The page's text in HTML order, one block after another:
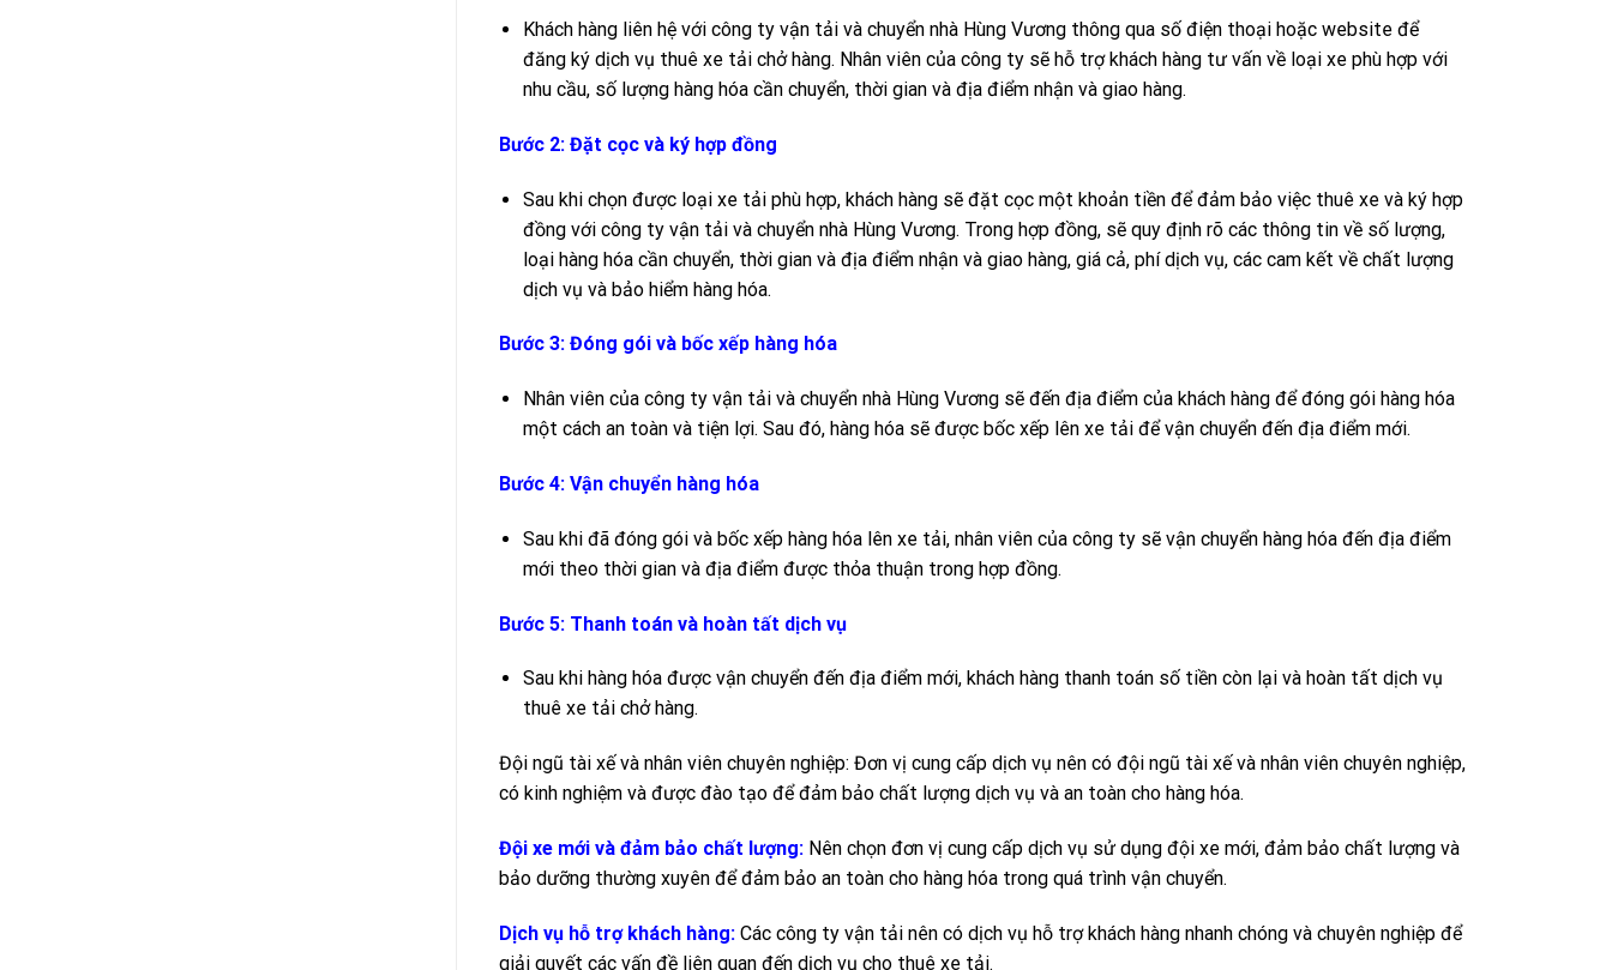
Khách hàng liên hệ với công ty vận tải và chuyển nhà Hùng Vương thông qua số điện thoại hoặc website để
đăng ký dịch vụ thuê xe tải chở hàng. Nhân viên của công ty sẽ hỗ trợ khách hàng tư vấn về loại xe phù hợp với
nhu cầu, số lượng hàng hóa cần chuyển, thời gian và địa điểm nhận và giao hàng.
Bước 2: Đặt cọc và ký hợp đồng
Sau khi chọn được loại xe tải phù hợp, khách hàng sẽ đặt cọc một khoản tiền để đảm bảo việc thuê xe và ký hợp
đồng với công ty vận tải và chuyển nhà Hùng Vương. Trong hợp đồng, sẽ quy định rõ các thông tin về số lượng,
loại hàng hóa cần chuyển, thời gian và địa điểm nhận và giao hàng, giá cả, phí dịch vụ, các cam kết về chất lượng
dịch vụ và bảo hiểm hàng hóa.
Bước 3: Đóng gói và bốc xếp hàng hóa
Nhân viên của công ty vận tải và chuyển nhà Hùng Vương sẽ đến địa điểm của khách hàng để đóng gói hàng hóa
một cách an toàn và tiện lợi. Sau đó, hàng hóa sẽ được bốc xếp lên xe tải để vận chuyển đến địa điểm mới.
Bước 4: Vận chuyển hàng hóa
Sau khi đã đóng gói và bốc xếp hàng hóa lên xe tải, nhân viên của công ty sẽ vận chuyển hàng hóa đến địa điểm
mới theo thời gian và địa điểm được thỏa thuận trong hợp đồng.
Bước 5: Thanh toán và hoàn tất dịch vụ
Sau khi hàng hóa được vận chuyển đến địa điểm mới, khách hàng thanh toán số tiền còn lại và hoàn tất dịch vụ
thuê xe tải chở hàng.
Đội ngũ tài xế và nhân viên chuyên nghiệp: Đơn vị cung cấp dịch vụ nên có đội ngũ tài xế và nhân viên chuyên nghiệp,
có kinh nghiệm và được đào tạo để đảm bảo chất lượng dịch vụ và an toàn cho hàng hóa.
Đội xe mới và đảm bảo chất lượng: Nên chọn đơn vị cung cấp dịch vụ sử dụng đội xe mới, đảm bảo chất lượng và
bảo dưỡng thường xuyên để đảm bảo an toàn cho hàng hóa trong quá trình vận chuyển.
Dịch vụ hỗ trợ khách hàng: Các công ty vận tải nên có dịch vụ hỗ trợ khách hàng nhanh chóng và chuyên nghiệp để
giải quyết các vấn đề liên quan đến dịch vụ cho thuê xe tải.